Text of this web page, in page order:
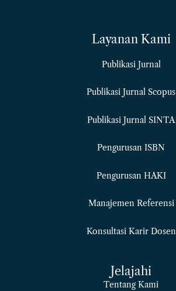
Layanan Kami
Publikasi Jurnal
Publikasi Jurnal Scopus
Publikasi Jurnal SINTA
Pengurusan ISBN
Pengurusan HAKI
Manajemen Referensi
Konsultasi Karir Dosen
Jelajahi
Tentang Kami